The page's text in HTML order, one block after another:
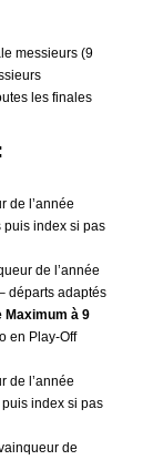
messieurs (9
les finales
de l’année
puis index si pas
de l’année
départs adaptés
Maximum à 9
en Play-Off
de l’année
index si pas
de